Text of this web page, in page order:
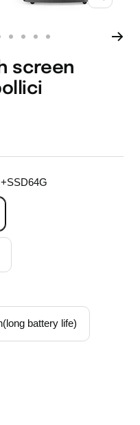
slide
alla
slide
8
alla
slide
9
alla
slide
10
alla
screen
battery life)